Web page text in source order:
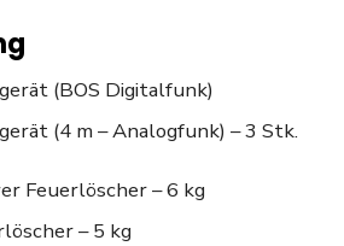
(BOS Digitalfunk)
(4 m – Analogfunk) – 3 Stk.
Feuerlöscher – 6 kg
– 5 kg